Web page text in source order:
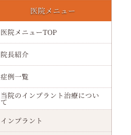
医院メニュー
医院メニューTOP
院長紹介
症例一覧
当院のインプラント治療につい
て
インプラント